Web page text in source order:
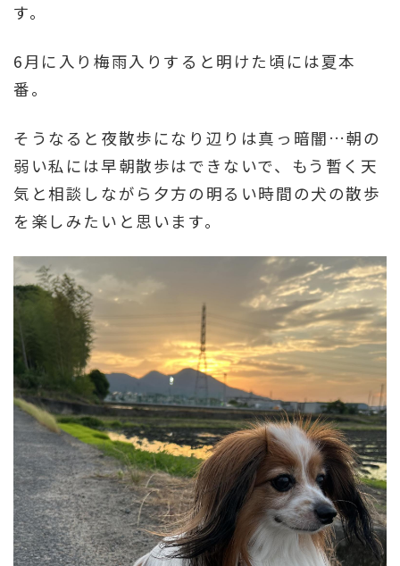
す。
6月に入り梅雨入りすると明けた頃には夏本
番。
そうなると夜散歩になり辺りは真っ暗闇…朝の
弱い私には早朝散歩はできないで、もう暫く天
気と相談しながら夕方の明るい時間の犬の散歩
を楽しみたいと思います。